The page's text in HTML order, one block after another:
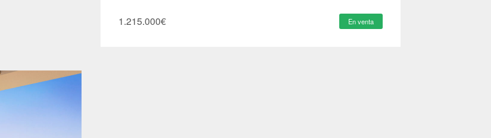
1.215.000€ En venta